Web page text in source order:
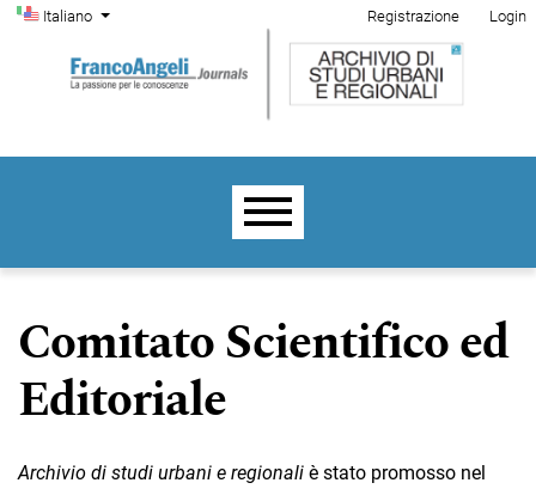
Salta al menu principale di navigazione
Salta al contenuto principale
Salta al piè di pagina del sito
Cambia la lingua. La lingua corrente è:
Italiano
Menu di amministrazione
Registrazione Login
Menu principale
Comitato Scientifico ed
Editoriale
Archivio di studi urbani e regionali è stato promosso nel